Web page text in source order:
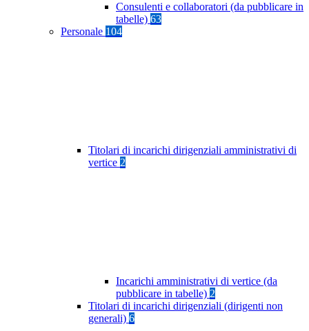
Consulenti e collaboratori (da pubblicare in
tabelle) 63
Personale 104
Titolari di incarichi dirigenziali amministrativi di
vertice 2
Incarichi amministrativi di vertice (da
pubblicare in tabelle) 2
Titolari di incarichi dirigenziali (dirigenti non
generali) 6